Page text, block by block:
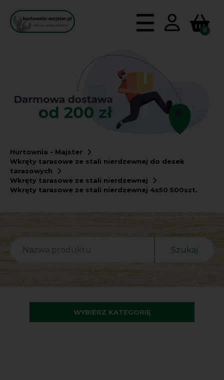
0
Hurtownia - Majster
Wkręty tarasowe ze stali nierdzewnej do desek
tarasowych
Wkręty tarasowe ze stali nierdzewnej
Wkręty tarasowe ze stali nierdzewnej 4x50 500szt.
WYBIERZ KATEGORIĘ
Szukaj